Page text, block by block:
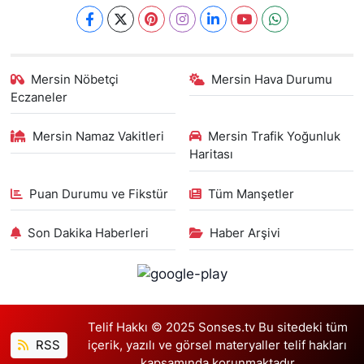
Mersin Nöbetçi
Eczaneler
Mersin Hava Durumu
Mersin Namaz Vakitleri
Mersin Trafik Yoğunluk
Haritası
Puan Durumu ve Fikstür Tüm Manşetler
Son Dakika Haberleri Haber Arşivi
RSS
Telif Hakkı © 2025 Sonses.tv Bu sitedeki tüm
içerik, yazılı ve görsel materyaller telif hakları